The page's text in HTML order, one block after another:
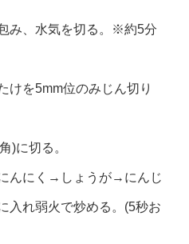
み、水気を切る。※約5分
を5mm位のみじん切り
)に切る。
んにく→しょうが→にんじ
れ弱火で炒める。(5秒お